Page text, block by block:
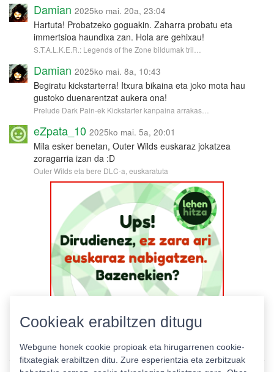
Damian 2025ko mai. 20a, 23:04
Hartuta! Probatzeko goguakin. Zaharra probatu eta
immertsioa haundixa zan. Hola are gehixau!
S.T.A.L.K.E.R.: Legends of the Zone bildumak tril…
Damian 2025ko mai. 8a, 10:43
Begiratu kickstarterra! Itxura bikaina eta joko mota hau
gustoko duenarentzat aukera ona!
Prelude Dark Pain-ek Kickstarter kanpaina arrakas…
eZpata_10 2025ko mai. 5a, 20:01
Mila esker benetan, Outer Wilds euskaraz jokatzea
zoragarria izan da :D
Outer Wilds eta bere DLC-a, euskaratuta
Cookieak erabiltzen ditugu
Webgune honek cookie propioak eta hirugarrenen cookie-
fitxategiak erabiltzen ditu. Zure esperientzia eta zerbitzuak